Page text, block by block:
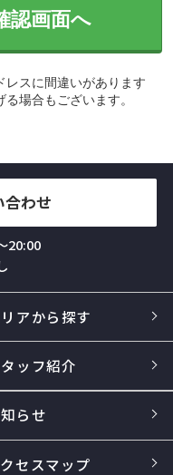
認画面へ
スに間違いがあります
場合もございます。
合わせ
20:00
アから探す
ッフ紹介
らせ
セスマップ